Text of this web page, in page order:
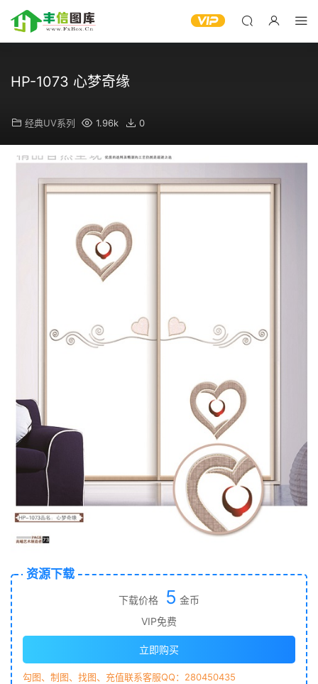
HP-1073 心梦奇缘
经典UV系列 1.96k 0
资源下载
下载价格 5 金币
VIP免费
立即购买
勾图、制图、找图、充值联系客服QQ：280450435